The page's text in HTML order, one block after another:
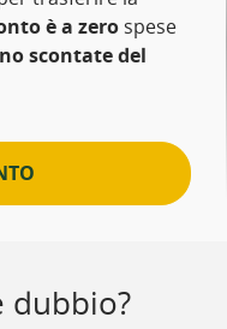
è a zero spese
scontate del
dubbio?